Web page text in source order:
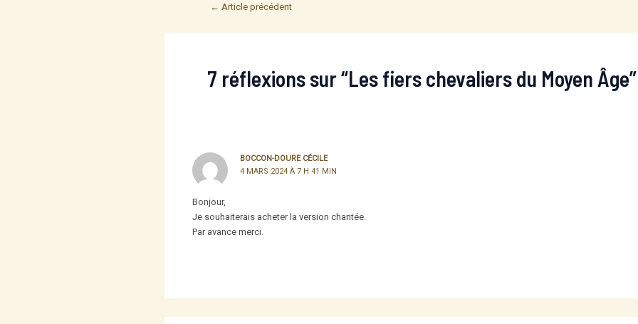
Post← Article précédent
7 réflexions sur “Les fiers chevaliers du Moyen Âge”
BOCCON-DOURE CÉCILE
4 MARS 2024 À 7 H 41 MIN
Bonjour,
Je souhaiterais acheter la version chantée.
Par avance merci.